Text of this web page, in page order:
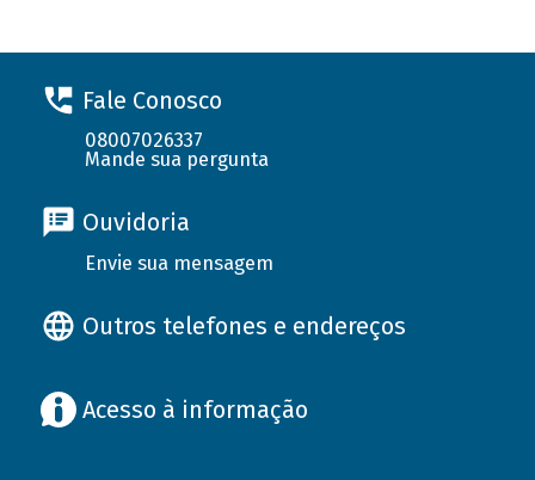
Fale Conosco
08007026337
Mande sua pergunta
Ouvidoria
Envie sua mensagem
Outros telefones e endereços
Acesso à informação